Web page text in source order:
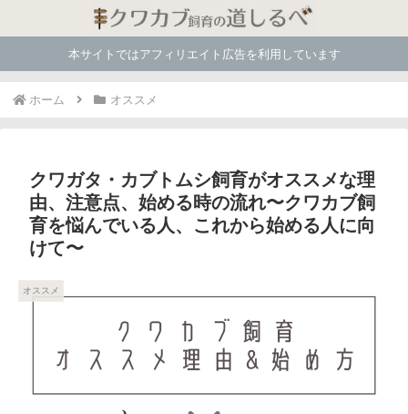
本サイトではアフィリエイト広告を利用しています
ホーム オススメ
クワガタ・カブトムシ飼育がオススメな理
由、注意点、始める時の流れ〜クワカブ飼
育を悩んでいる人、これから始める人に向
けて〜
オススメ